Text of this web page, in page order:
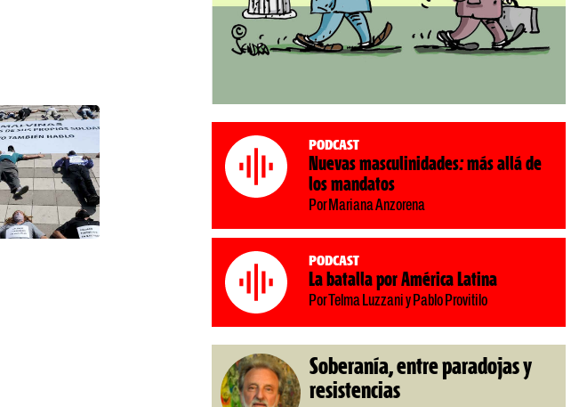
Podcast
Nuevas masculinidades: más allá de
los mandatos
Por Mariana Anzorena
Podcast
La batalla por América Latina
Por Telma Luzzani y Pablo Provitilo
Soberanía, entre paradojas y
resistencias